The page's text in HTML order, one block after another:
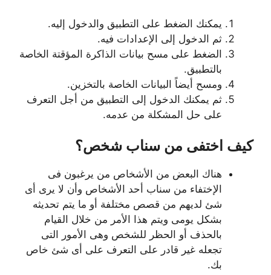
يمكنك الضغط على التطبيق والدخول إليه.
ثم الدخول إلى الإعدادات فيه.
الضغط على مسح بيانات الذاكرة المؤقتة الخاصة
بالتطبيق.
ومسح أيضاً البيانات الخاصة بالتخزين.
ثم يمكنك الدخول إلى التطبيق من أجل التعرف
على حل المشكلة من عدمه.
كيف اختفى من سناب شخص؟
هناك البعض من الأشخاص من يرغبون فى
الإختفاء من سناب أحد الأشخاص وأن لا يرى أى
شئ لديهم من قصص مختلفة أو ما يتم تحديثه
بشكل يومى ويتم هذا الأمر من خلال القيام
بالحذف أو الحظر للشخص وهى الأمور التى
تجعله غير قادر على التعرف على أى شئ خاص
بك.